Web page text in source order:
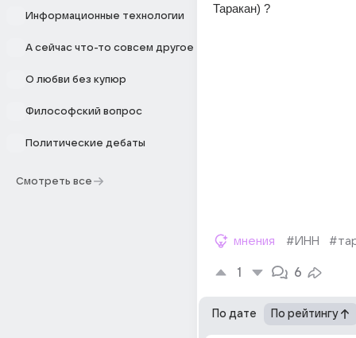
Информационные технологии
А сейчас что-то совсем другое
О любви без купюр
Философский вопрос
Политические дебаты
Смотреть все
Таракан) ?
мнения #ИНН
1 6
По дате По рейтингу